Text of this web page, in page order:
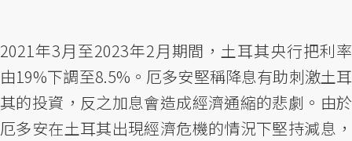
2021年3月至2023年2月期間，土耳其央行把利率
由19%下調至8.5%。厄多安堅稱降息有助刺激土耳
其的投資，反之加息會造成經濟通縮的悲劇。由於
厄多安在土耳其出現經濟危機的情況下堅持減息，